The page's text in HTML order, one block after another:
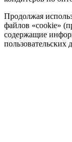
Продолжая
файлов «cookie»
содержащие
пользовательских